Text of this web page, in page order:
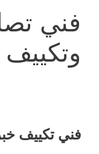
فني
فني تكييف